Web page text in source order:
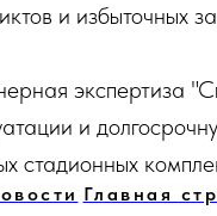
и избыточных
экспертиза
и
стадионных
Главная